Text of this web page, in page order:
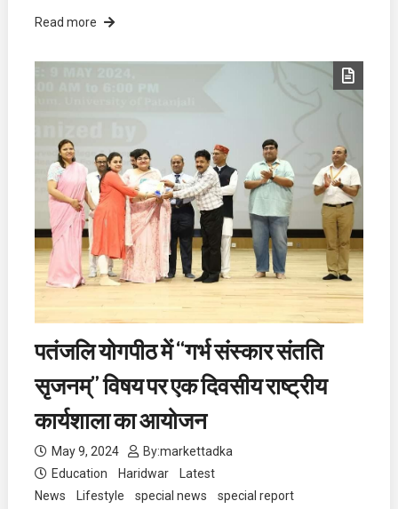
Read more
पतंजलि योगपीठ में “गर्भ संस्कार संतति
सृजनम्” विषय पर एक दिवसीय राष्ट्रीय
कार्यशाला का आयोजन
May 9, 2024 By:markettadka
Education
Haridwar
Latest
News
Lifestyle special news
special report